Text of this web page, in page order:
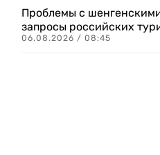
Проблемы с
запросы российских
06.08.2026 / 08:45